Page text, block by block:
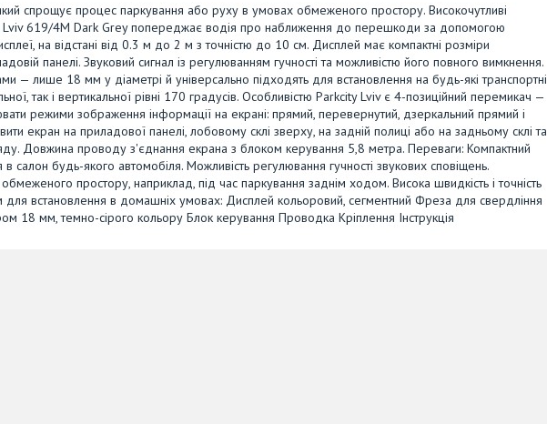
спрощує процес паркування або руху в умовах обмеженого простору. Високочутливі
Lviv 619/4M Dark Grey попереджає водія про наближення до перешкоди за допомогою
на відстані від 0.3 м до 2 м з точністю до 10 см. Дисплей має компактні розміри
панелі. Звуковий сигнал із регулюванням гучності та можливістю його повного вимкнення.
— лише 18 мм у діаметрі й універсально підходять для встановлення на будь-які транспортні
так і вертикальної рівні 170 градусів. Особливістю Parkcity Lviv є 4-позиційний перемикач —
режими зображення інформації на екрані: прямий, перевернутий, дзеркальний прямий і
екран на приладової панелі, лобовому склі зверху, на задній полиці або на задньому склі та
Довжина проводу з'єднання екрана з блоком керування 5,8 метра. Переваги: Компактний
будь-якого автомобіля. Можливість регулювання гучності звукових сповіщень.
простору, наприклад, під час паркування заднім ходом. Висока швидкість і точність
для встановлення в домашніх умовах: Дисплей кольоровий, сегментний Фреза для свердління
18 мм, темно-сірого кольору Блок керування Проводка Кріплення Інструкція